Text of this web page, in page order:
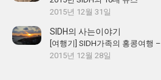
2015년 12월 31일
SIDH의 사는이야기
[여행기] SIDH가족의 홍콩여행
2015년 12월 28일